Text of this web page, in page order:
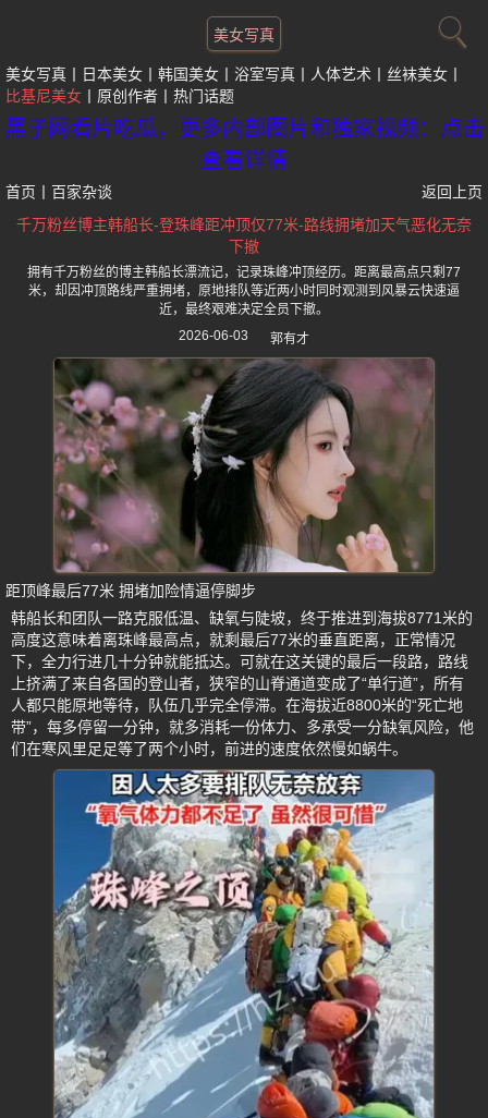
美女写真
美女写真 日本美女 韩国美女 浴室写真 人体艺术
丝袜美女
比基尼美女
原创作者 热门话题
黑子网看片吃瓜，更多内部图片和独家视频：点击
查看详情
首页 百家杂谈
返回上页
千万粉丝博主韩船长-登珠峰距冲顶仅77米-路线拥堵加天气恶化无奈
下撤
拥有千万粉丝的博主韩船长漂流记，记录珠峰冲顶经历。距离最高点只剩77
米，却因冲顶路线严重拥堵，原地排队等近两小时同时观测到风暴云快速逼
近，最终艰难决定全员下撤。
2026-06-03
郭有才
距顶峰最后77米 拥堵加险情逼停脚步
韩船长和团队一路克服低温、缺氧与陡坡，终于推进到海拔8771米的
高度这意味着离珠峰最高点，就剩最后77米的垂直距离，正常情况
下，全力行进几十分钟就能抵达。可就在这关键的最后一段路，路线
上挤满了来自各国的登山者，狭窄的山脊通道变成了“单行道”，所有
人都只能原地等待，队伍几乎完全停滞。在海拔近8800米的“死亡地
带”，每多停留一分钟，就多消耗一份体力、多承受一分缺氧风险，他
们在寒风里足足等了两个小时，前进的速度依然慢如蜗牛。